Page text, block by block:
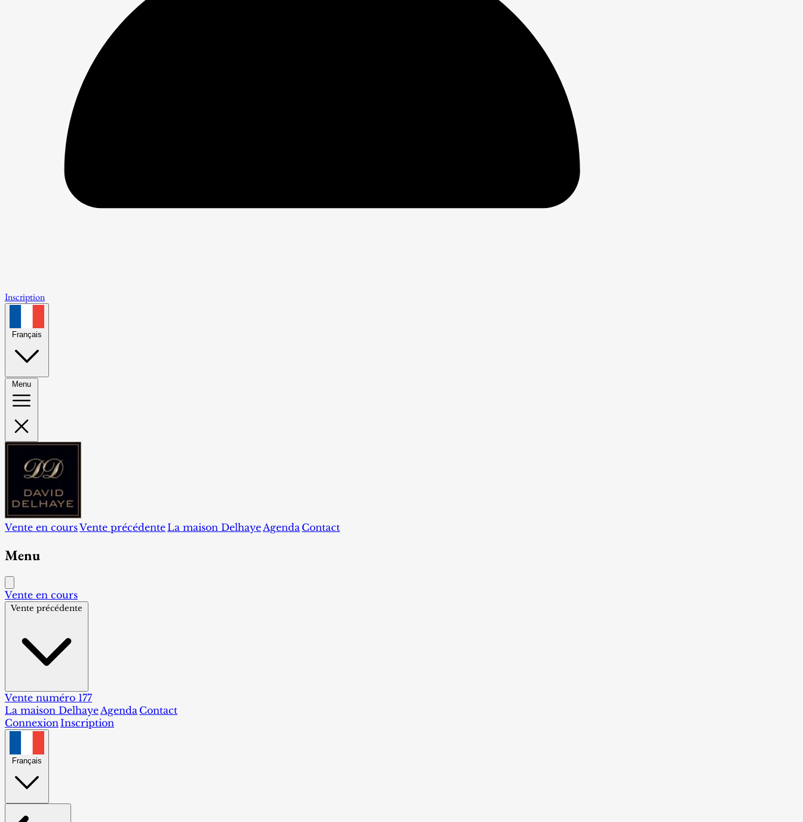
Inscription
Français
Menu
Vente en coursVente précédente La maison Delhaye Agenda Contact
Menu
Vente en cours
Vente précédente
Vente numéro 177
La maison DelhayeAgenda Contact
ConnexionInscription
Français